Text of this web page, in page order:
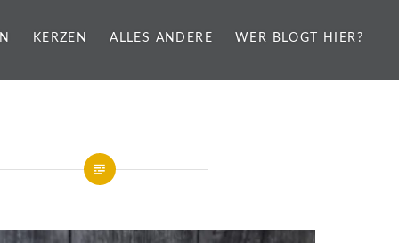
KERZEN ALLES ANDERE WER BLOGT HIER?